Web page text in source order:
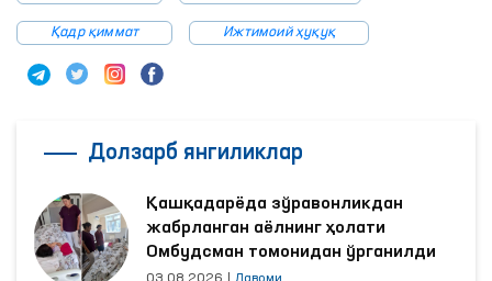
Қадр қиммат Ижтимоий ҳуқуқ
Долзарб янгиликлар
Қашқадарёда зўравонликдан
жабрланган аёлнинг ҳолати
Омбудсман томонидан ўрганилди
03.08.2026 Давоми